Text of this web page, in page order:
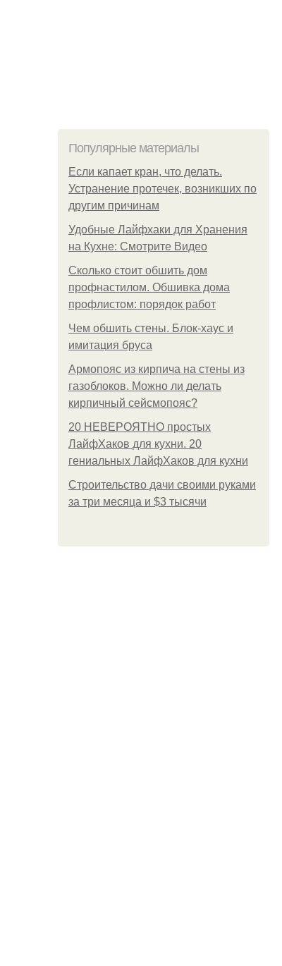
Популярные материалы
Если капает кран, что делать.
Устранение протечек, возникших по
другим причинам
Удобные Лайфхаки для Хранения
на Кухне: Смотрите Видео
Сколько стоит обшить дом
профнастилом. Обшивка дома
профлистом: порядок работ
Чем обшить стены. Блок-хаус и
имитация бруса
Армопояс из кирпича на стены из
газоблоков. Можно ли делать
кирпичный сейсмопояс?
20 НЕВЕРОЯТНО простых
ЛайфХаков для кухни. 20
гениальных ЛайфХаков для кухни
Строительство дачи своими руками
за три месяца и $3 тысячи